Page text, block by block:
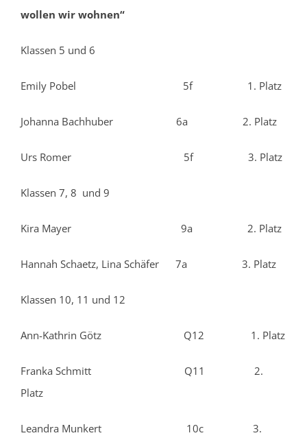
wollen wir wohnen“
Klassen 5 und 6
Emily Pobel 5f 1. Platz
Johanna Bachhuber 6a 2. Platz
Urs Romer 5f 3. Platz
Klassen 7, 8 und 9
Kira Mayer 9a 2. Platz
Hannah Schaetz, Lina Schäfer 7a 3. Platz
Klassen 10, 11 und 12
Ann-Kathrin Götz Q12 1. Platz
Franka Schmitt Q11 2.
Platz
Leandra Munkert 10c 3.